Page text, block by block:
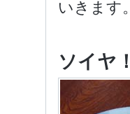
いきます。
ソイヤ！